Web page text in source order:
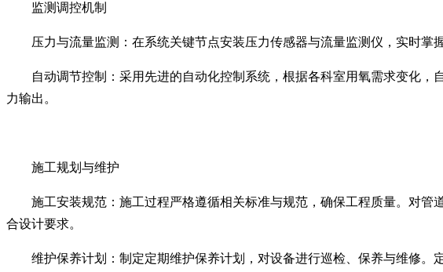
监测调控机制
压力与流量监测：在系统关键节点安装压力传感器与流量监测仪，实时掌
自动调节控制：采用先进的自动化控制系统，根据各科室用氧需求变化
力输出。
施工规划与维护
施工安装规范：施工过程严格遵循相关标准与规范，确保工程质量。对
合设计要求。
维护保养计划：制定定期维护保养计划，对设备进行巡检、保养与维修